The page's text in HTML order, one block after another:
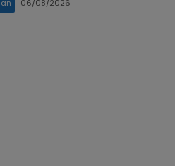
06/08/2026